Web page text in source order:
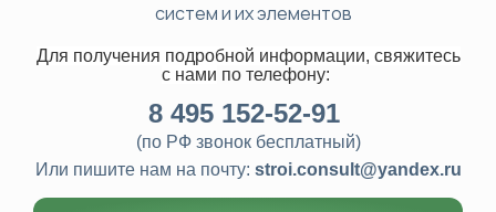
систем и их элементов
Для получения подробной информации, свяжитесь
с нами по телефону:
8 495 152-52-91
(по РФ звонок бесплатный)
Или пишите нам на почту: stroi.consult@yandex.ru